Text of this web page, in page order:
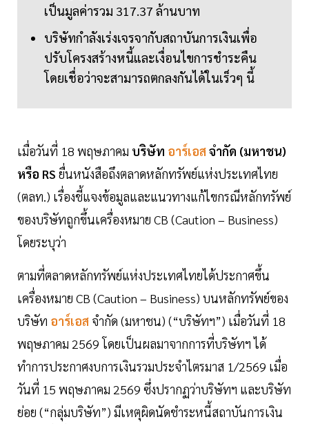
เป็นมูลค่ารวม 317.37 ล้านบาท
บริษัทกำลังเร่งเจรจากับสถาบันการเงินเพื่อ
ปรับโครงสร้างหนี้และเงื่อนไขการชำระคืน
โดยเชื่อว่าจะสามารถตกลงกันได้ในเร็วๆ นี้
เมื่อวันที่ 18 พฤษภาคม บริษัท อาร์เอสจำกัด (มหาชน)
หรือ RS ยื่นหนังสือถึงตลาดหลักทรัพย์แห่งประเทศไทย
(ตลท.) เรื่องชี้แจงข้อมูลและแนวทางแก้ไขกรณีหลักทรัพย์
ของบริษัทถูกขึ้นเครื่องหมาย CB (Caution – Business)
โดยระบุว่า
ตามที่ตลาดหลักทรัพย์แห่งประเทศไทยได้ประกาศขึ้น
เครื่องหมาย CB (Caution – Business) บนหลักทรัพย์ของ
บริษัท อาร์เอส จำกัด (มหาชน) (“บริษัทฯ”) เมื่อวันที่ 18
พฤษภาคม 2569 โดยเป็นผลมาจากการที่บริษัทฯ ได้
ทำการประกาศงบการเงินรวมประจำไตรมาส 1/2569 เมื่อ
วันที่ 15 พฤษภาคม 2569 ซึ่งปรากฏว่าบริษัทฯ และบริษัท
ย่อย (“กลุ่มบริษัท”) มีเหตุผิดนัดชำระหนี้สถาบันการเงิน